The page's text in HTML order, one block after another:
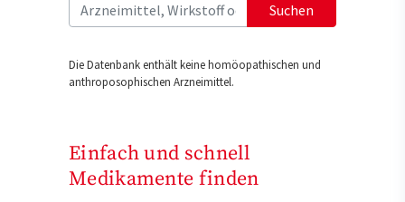
Suchen
Die Datenbank enthält keine homöopathischen und
anthroposophischen Arzneimittel.
Einfach und schnell
Medikamente finden